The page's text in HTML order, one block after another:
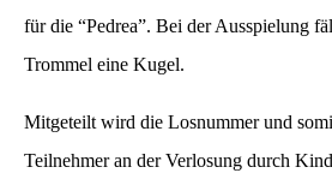
für die “Pedrea”. Bei der Ausspielung
Trommel eine Kugel.
Mitgeteilt wird die Losnummer und
Teilnehmer an der Verlosung durch